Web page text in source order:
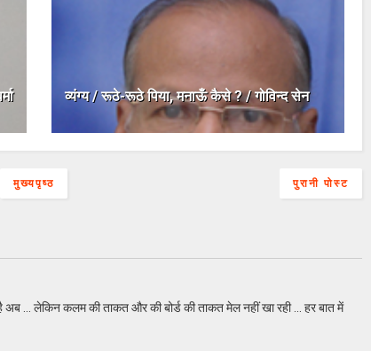
व्यंग्य / रूठे-रूठे पिया, मनाऊँ कैसे ? / गोविन्द सेन
पुरानी पोस्ट
मुख्यपृष्ठ
अब ... लेकिन कलम की ताकत और की बोर्ड की ताकत मेल नहीं खा रही ... हर बात में